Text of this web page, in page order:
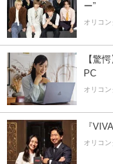
ー”
オリコ
【驚
PC
オリコ
『
オリコ